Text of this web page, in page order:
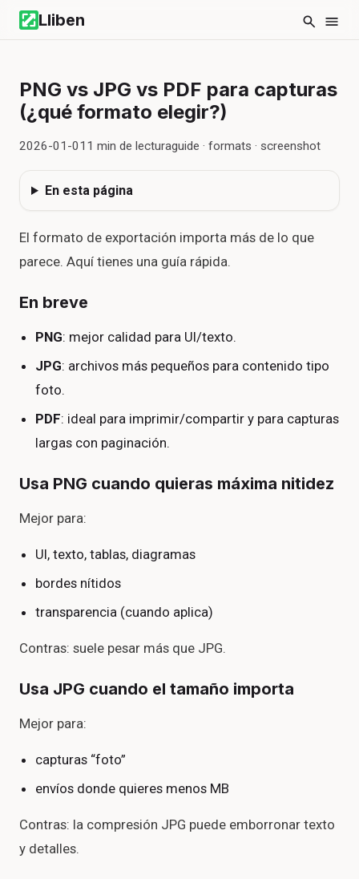
Lliben
PNG vs JPG vs PDF para capturas
(¿qué formato elegir?)
2026-01-01 1 min de lecturaguide · formats · screenshot
En esta página
El formato de exportación importa más de lo que
parece. Aquí tienes una guía rápida.
En breve
PNG: mejor calidad para UI/texto.
JPG: archivos más pequeños para contenido tipo
foto.
PDF: ideal para imprimir/compartir y para capturas
largas con paginación.
Usa PNG cuando quieras máxima nitidez
Mejor para:
UI, texto, tablas, diagramas
bordes nítidos
transparencia (cuando aplica)
Contras: suele pesar más que JPG.
Usa JPG cuando el tamaño importa
Mejor para:
capturas “foto”
envíos donde quieres menos MB
Contras: la compresión JPG puede emborronar texto
y detalles.